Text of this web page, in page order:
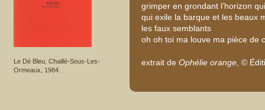
Le Dé Bleu, Chaillé-Sous-Les-
Ormeaux, 1984.
grimper en grondant l’horizon
qui exile la barque et les beaux
les faux semblants
oh oh toi ma louve ma pièce de
extrait de Ophélie orange , ©